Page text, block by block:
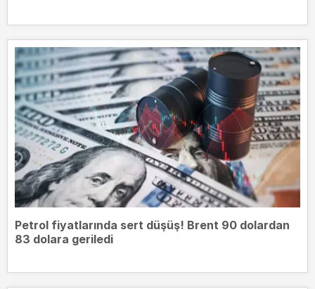
Petrol fiyatlarında sert düşüş! Brent 90 dolardan
83 dolara geriledi